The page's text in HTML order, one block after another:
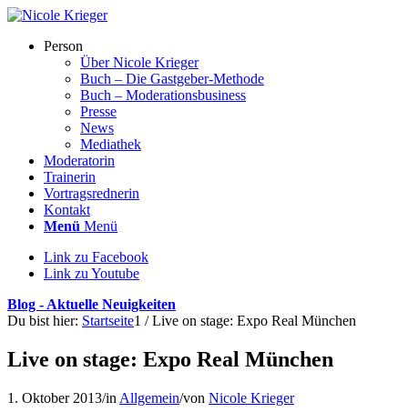
Person
Über Nicole Krieger
Buch – Die Gastgeber-Methode
Buch – Moderations­business
Presse
News
Mediathek
Moderatorin
Trainerin
Vortragsrednerin
Kontakt
Menü Menü
Link zu Facebook
Link zu Youtube
Blog - Aktuelle Neuigkeiten
Du bist hier: Startseite1 / Live on stage: Expo Real München
Live on stage: Expo Real München
1. Oktober 2013/in Allgemein/von Nicole Krieger